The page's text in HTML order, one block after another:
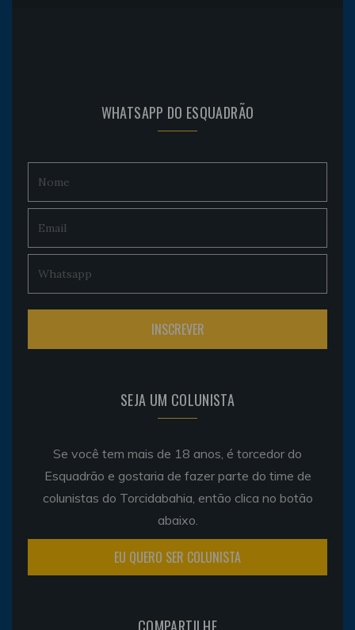
WHATSAPP DO ESQUADRÃO
SEJA UM COLUNISTA
Se você tem mais de 18 anos, é torcedor do
Esquadrão e gostaria de fazer parte do time de
colunistas do Torcidabahia, então clica no botão
abaixo.
EU QUERO SER COLUNISTA
COMPARTILHE